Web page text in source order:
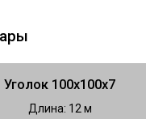
Уголок 100х100х7
Длина: 12 м